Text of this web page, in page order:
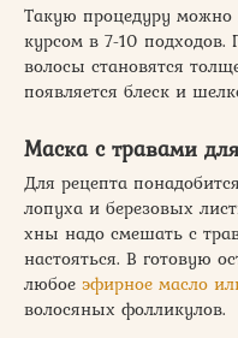
Такую процедуру
курсом в 7-10
волосы становятся
появляется блеск и
Маска с травами
Для рецепта
лопуха и березовых
хны надо смешать с
настояться. В готовую
любое эфирное масло
волосяных фолликулов.